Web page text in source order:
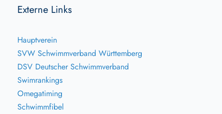
Externe Links
Hauptverein
SVW Schwimmverband Württemberg
DSV Deutscher Schwimmverband
Swimrankings
Omegatiming
Schwimmfibel